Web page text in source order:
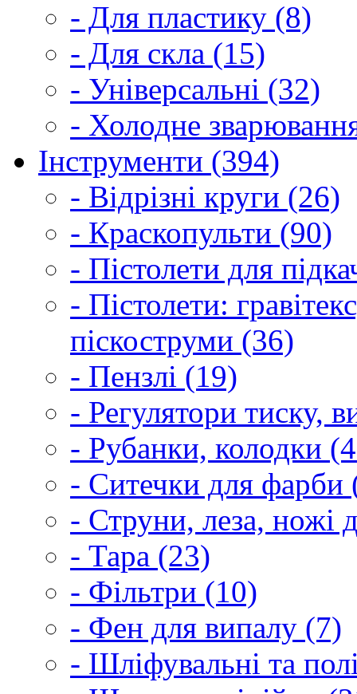
- Для пластику (8)
- Для скла (15)
- Універсальні (32)
- Холодне
Інструменти (394)
- Відрізні круги (26)
- Краскопульти (90)
- Пістолети для
- Пістолети:
піскоструми (36)
- Пензлі (19)
- Регулятори тиску,
- Рубанки, колодки
- Ситечки для фарби
- Струни, леза, ножі
- Тара (23)
- Фільтри (10)
- Фен для випалу (7)
- Шліфувальні та